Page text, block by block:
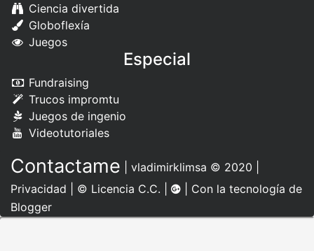
Ciencia divertida
Globoflexía
Juegos
Especial
Fundraising
Trucos impromtu
Juegos de ingenio
Videotutoriales
Contactame vladimirklimsa © 2020 |
Privacidad
© Licencia C.C.
| Con la tecnología de
Blogger